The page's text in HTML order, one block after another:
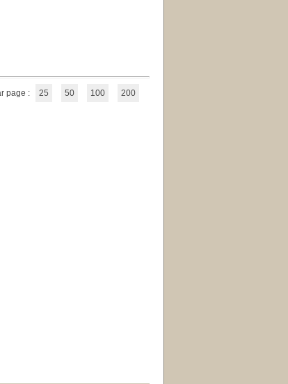
page : 25 50 100 200